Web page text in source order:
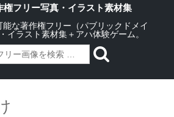
フリー写真・イラスト素材集
な著作権フリー（パブリックドメイ
イラスト素材集＋アハ体験ゲーム。